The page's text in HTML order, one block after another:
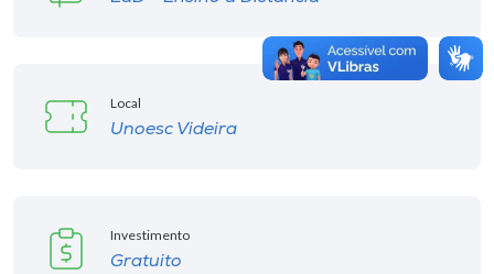
Local
Unoesc Videira
Investimento
Gratuito